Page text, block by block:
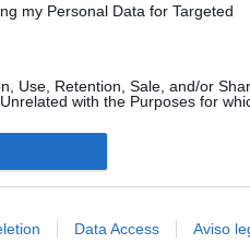
my Personal Data for Targeted
Use, Retention, Sale, and/or
with the Purposes for
Data Access Aviso
gives access to the world's largest news
today's frontpage cover of each